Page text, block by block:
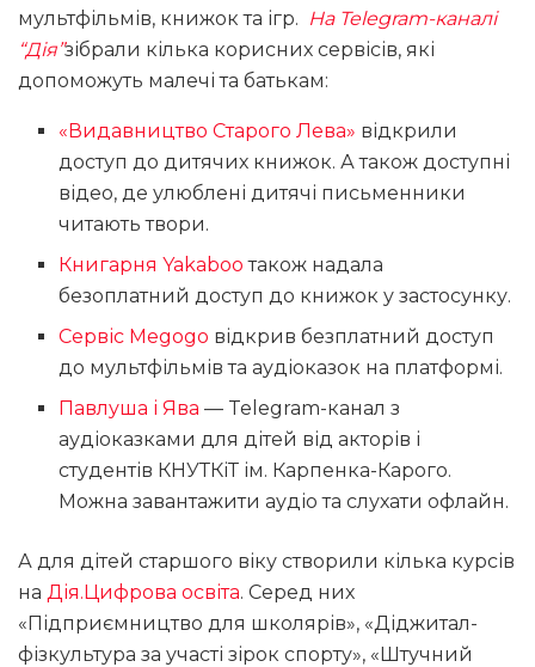
мультфільмів, книжок та ігр. На Telegram-каналі
“Дія”зібрали кілька корисних сервісів, які
допоможуть малечі та батькам:
«Видавництво Старого Лева» відкрили
доступ до дитячих книжок. А також доступні
відео, де улюблені дитячі письменники
читають твори.
Книгарня Yakaboo також надала
безоплатний доступ до книжок у застосунку.
Сервіс Megogo відкрив безплатний доступ
до мультфільмів та аудіоказок на платформі.
Павлуша і Ява — Telegram-канал з
аудіоказками для дітей від акторів і
студентів КНУТКіТ ім. Карпенка-Карого.
Можна завантажити аудіо та слухати офлайн.
А для дітей старшого віку створили кілька курсів
на Дія.Цифрова освіта. Серед них
«Підприємництво для школярів», «Діджитал-
фізкультура за участі зірок спорту», «Штучний